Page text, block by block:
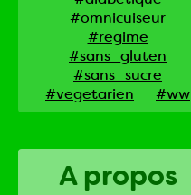
#omnicuiseur
#regime
#sans_gluten
#sans_sucre
#vegetarien
#ww
A propos